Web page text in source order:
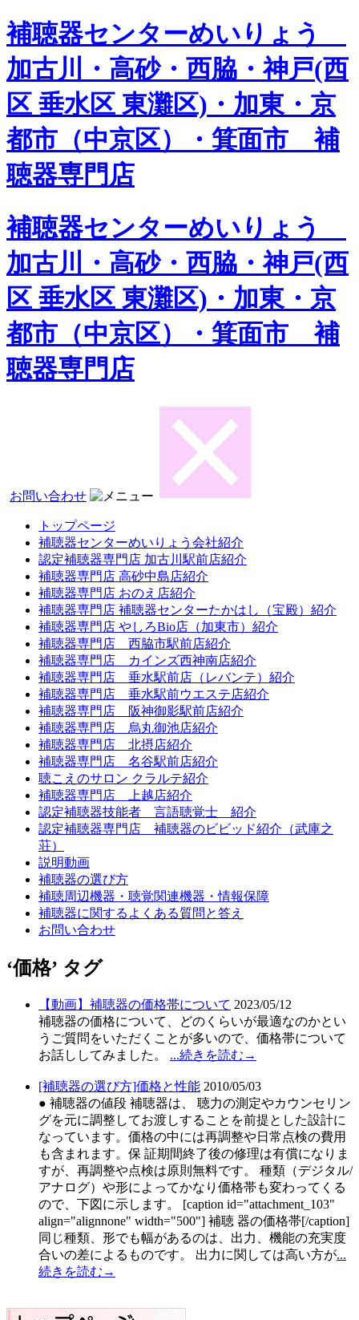
補聴器センターめいりょう
加古川・高砂・西脇・神戸(西
区 垂水区 東灘区)・加東・京
都市（中京区）・箕面市 補
聴器専門店
補聴器センターめいりょう
加古川・高砂・西脇・神戸(西
区 垂水区 東灘区)・加東・京
都市（中京区）・箕面市 補
聴器専門店
お問い合わせ
トップページ
補聴器センターめいりょう会社紹介
認定補聴器専門店 加古川駅前店紹介
補聴器専門店 高砂中島店紹介
補聴器専門店 おのえ店紹介
補聴器専門店 補聴器センターたかはし（宝殿）紹介
補聴器専門店 やしろBio店（加東市）紹介
補聴器専門店 西脇市駅前店紹介
補聴器専門店 カインズ西神南店紹介
補聴器専門店 垂水駅前店（レバンテ）紹介
補聴器専門店 垂水駅前ウエステ店紹介
補聴器専門店 阪神御影駅前店紹介
補聴器専門店 烏丸御池店紹介
補聴器専門店 北摂店紹介
補聴器専門店 名谷駅前店紹介
聴こえのサロン クラルテ紹介
補聴器専門店 上越店紹介
認定補聴器技能者 言語聴覚士 紹介
認定補聴器専門店 補聴器のビビッド紹介（武庫之
荘）
説明動画
補聴器の選び方
補聴周辺機器・聴覚関連機器・情報保障
補聴器に関するよくある質問と答え
お問い合わせ
‘価格’ タグ
【動画】補聴器の価格帯について 2023/05/12
補聴器の価格について、どのくらいが最適なのかとい
うご質問をいただくことが多いので、価格帯について
お話ししてみました。 ...続きを読む→
[補聴器の選び方]価格と性能 2010/05/03
● 補聴器の値段 補聴器は、 聴力の測定やカウンセリン
グを元に調整してお渡しすることを前提とした設計に
なっています。価格の中には再調整や日常点検の費用
も含まれます。保 証期間終了後の修理は有償になりま
すが、再調整や点検は原則無料です。 種類（デジタル/
アナログ）や形によってかなり価格帯も変わってくる
ので、下図に示します。 [caption id="attachment_103"
align="alignnone" width="500"] 補聴 器の価格帯[/caption]
同じ種類、形でも幅があるのは、出力、機能の充実度
合いの差によるものです。 出力に関しては高い方が...
続きを読む→